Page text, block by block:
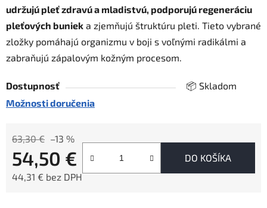
udržujú pleť zdravú a mladistvú, podporujú regeneráciu
pleťových buniek a zjemňujú štruktúru pleti. Tieto vybrané
zložky pomáhajú organizmu v boji s voľnými radikálmi a
zabraňujú zápalovým kožným procesom.
Dostupnosť
📦 Skladom
Možnosti doručenia
63,30 € –13 %
54,50 €
44,31 € bez DPH
DO KOŠÍKA